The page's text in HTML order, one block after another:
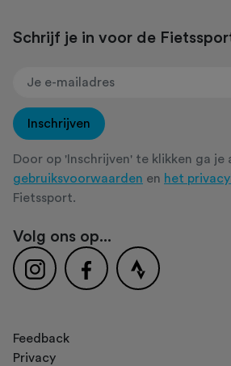
Schrijf je in voor de
Inschrijven
Door op 'Inschrijven' te klikken ga je
gebruiksvoorwaarden en het
Fietssport.
Volg ons op...
Feedback
Privacy